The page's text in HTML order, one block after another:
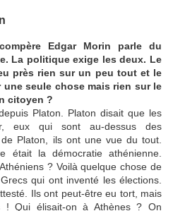
Edgar Morin parle du
La politique exige les deux. Le
près rien sur un peu tout et le
seule chose mais rien sur le
citoyen ?
Platon. Platon disait que les
eux qui sont au-dessus des
Platon, ils ont une vue du tout.
était la démocratie athénienne.
? Voilà quelque chose de
qui ont inventé les élections.
Ils ont peut-être eu tort, mais
! Qui élisait-on à Athènes ? On